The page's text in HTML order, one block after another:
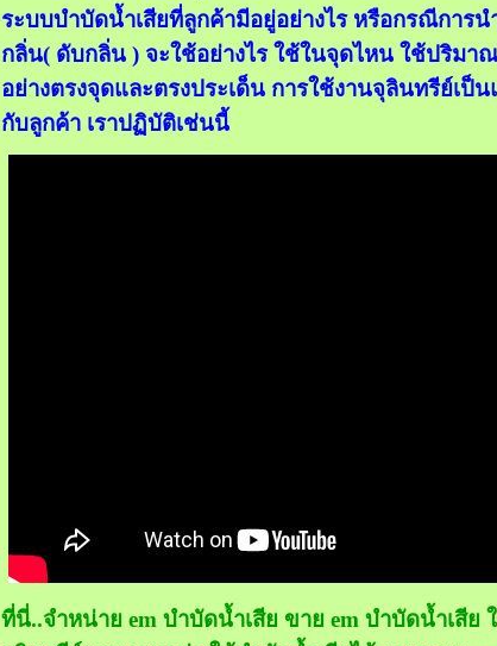
ระบบบำบัดน้ำเสียที่ลูกค้ามีอยู่อย่างไร หรือกรณีการ
กลิ่น( ดับกลิ่น ) จะใช้อย่างไร ใช้ในจุดไหน ใช้ปริมา
อย่างตรงจุดและตรงประเด็น การใช้งานจุลินทรีย์เป็
กับลูกค้า เราปฏิบัติเช่นนี้
ที่นี่..จำหน่าย em บำบัดน้ำเสีย ขาย em บำบัดน้ำเสีย